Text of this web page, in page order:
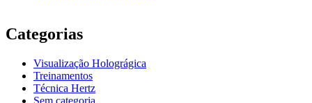
Categorias
Visualização Holográgica
Treinamentos
Técnica Hertz
Sem categoria